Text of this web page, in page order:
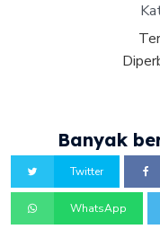
Banyak
Twitter
WhatsApp